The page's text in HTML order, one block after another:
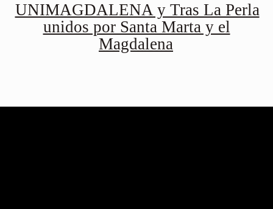
UNIMAGDALENA y Tras La Perla
unidos por Santa Marta y el
Magdalena